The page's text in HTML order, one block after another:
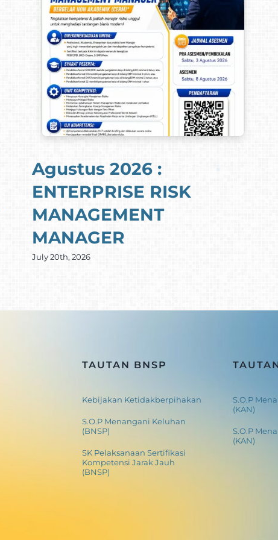
Agustus 2026 :
ENTERPRISE RISK
MANAGEMENT
MANAGER
July 20th, 2026
TAUTAN BNSP
Kebijakan Ketidakberpihakan
S.O.P Menangani Keluhan
(BNSP)
SK Pelaksanaan Sertifikasi
Kompetensi Jarak Jauh
(BNSP)
S.O.P
(KAN)
S.O.P
(KAN)